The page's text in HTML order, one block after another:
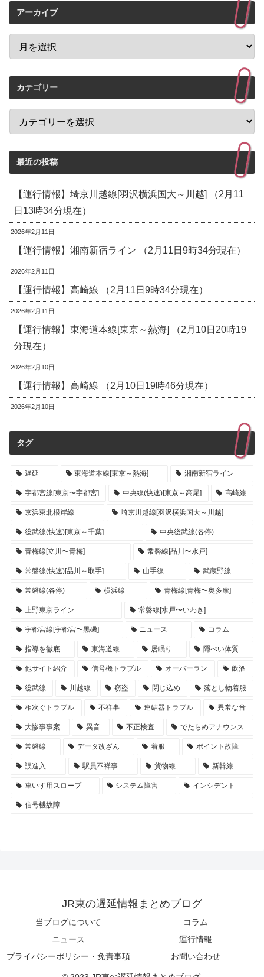
アーカイブ
カテゴリー
最近の投稿
【運行情報】埼京川越線[羽沢横浜国大～川越] （2月11
日13時34分現在）
2026年2月11日
【運行情報】湘南新宿ライン （2月11日9時34分現在）
2026年2月11日
【運行情報】高崎線 （2月11日9時34分現在）
2026年2月11日
【運行情報】東海道本線[東京～熱海] （2月10日20時19
分現在）
2026年2月10日
【運行情報】高崎線 （2月10日19時46分現在）
2026年2月10日
タグ
遅延 東海道本線[東京～熱海] 湘南新宿ライン
宇都宮線[東京〜宇都宮] 中央線(快速)[東京～高尾] 高崎線
京浜東北根岸線 埼京川越線[羽沢横浜国大～川越]
総武線(快速)[東京～千葉] 中央総武線(各停)
青梅線[立川〜青梅] 常磐線[品川〜水戸]
常磐線(快速)[品川～取手] 山手線 武蔵野線
常磐線(各停) 横浜線 青梅線[青梅〜奥多摩]
上野東京ライン 常磐線[水戸〜いわき]
宇都宮線[宇都宮〜黒磯] ニュース コラム
指導を徹底 東海道線 居眠り 隠ぺい体質
他サイト紹介 信号機トラブル オーバーラン 飲酒
総武線 川越線 窃盗 閉じ込め 落とし物着服
相次ぐトラブル 不祥事 連結器トラブル 異常な音
大惨事事案 異音 不正検査 でたらめアナウンス
常磐線 データ改ざん 着服 ポイント故障
誤進入 駅員不祥事 貨物線 新幹線
車いす用スロープ システム障害 インシデント
信号機故障
JR東の遅延情報まとめブログ
当ブログについて
コラム
ニュース
運行情報
プライバシーポリシー・免責事項
お問い合わせ